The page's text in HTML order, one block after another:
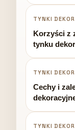
TYNKI
Korzyści z
tynku
TYNKI
Cechy i
TYNKI